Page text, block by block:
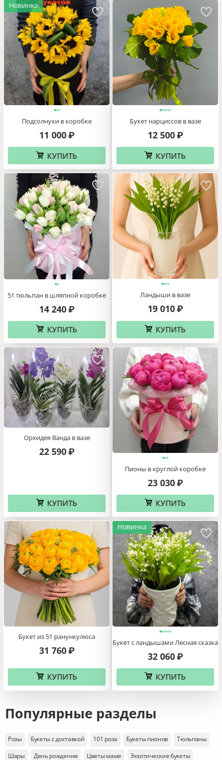
Новинка
Подсолнухи в коробке
11 000 ₽
КУПИТЬ
Букет нарциссов в вазе
12 500 ₽
КУПИТЬ
51 тюльпан в шляпной коробке
14 240 ₽
КУПИТЬ
Ландыши в вазе
19 010 ₽
КУПИТЬ
Орхидея Ванда в вазе
22 590 ₽
КУПИТЬ
Пионы в круглой коробке
23 030 ₽
КУПИТЬ
Букет из 51 ранункулюса
31 760 ₽
КУПИТЬ
Новинка
Букет с ландышами Лесная сказка
32 060 ₽
КУПИТЬ
Популярные разделы
Розы Букеты с доставкой 101 роза Букеты пионов
Тюльпаны
Шары
День рождения Цветы маме Экзотические букеты